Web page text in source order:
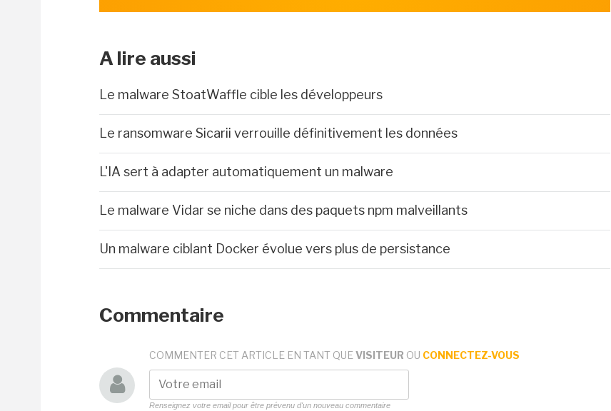
A lire aussi
Le malware StoatWaffle cible les développeurs
Le ransomware Sicarii verrouille définitivement les données
L'IA sert à adapter automatiquement un malware
Le malware Vidar se niche dans des paquets npm malveillants
Un malware ciblant Docker évolue vers plus de persistance
Commentaire
COMMENTER CET ARTICLE EN TANT QUE VISITEUR OU CONNECTEZ-VOUS
Renseignez votre email pour être prévenu d'un nouveau commentaire